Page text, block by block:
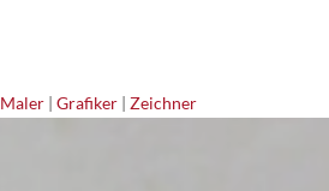
Maler | Grafiker | Zeichner